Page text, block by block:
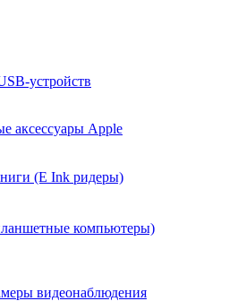
устройств
аксессуары Apple
(E Ink ридеры)
компьютеры)
видеонаблюдения